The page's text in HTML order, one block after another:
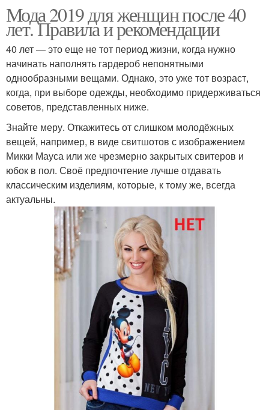
Мода 2019 для женщин после 40
лет. Правила и рекомендации
40 лет — это еще не тот период жизни, когда нужно
начинать наполнять гардероб непонятными
однообразными вещами. Однако, это уже тот возраст,
когда, при выборе одежды, необходимо придерживаться
советов, представленных ниже.
Знайте меру. Откажитесь от слишком молодёжных
вещей, например, в виде свитшотов с изображением
Микки Мауса или же чрезмерно закрытых свитеров и
юбок в пол. Своё предпочтение лучше отдавать
классическим изделиям, которые, к тому же, всегда
актуальны.